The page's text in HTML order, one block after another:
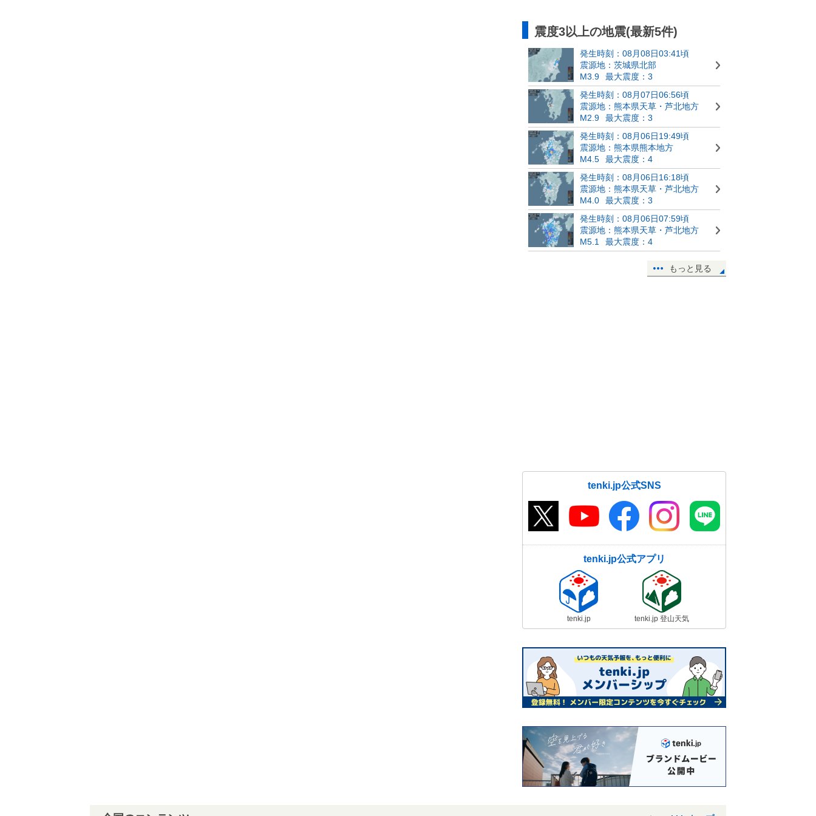
震度3以上の地震(最新5件)
発生時刻：08月08日03:41頃
震源地：茨城県北部
M3.9
最大震度：3
発生時刻：08月07日06:56頃
震源地：熊本県天草・芦北地方
M2.9
最大震度：3
発生時刻：08月06日19:49頃
震源地：熊本県熊本地方
M4.5
最大震度：4
発生時刻：08月06日16:18頃
震源地：熊本県天草・芦北地方
M4.0
最大震度：3
発生時刻：08月06日07:59頃
震源地：熊本県天草・芦北地方
M5.1
最大震度：4
もっと見る
tenki.jp公式SNS
tenki.jp公式アプリ
tenki.jp tenki.jp 登山天気